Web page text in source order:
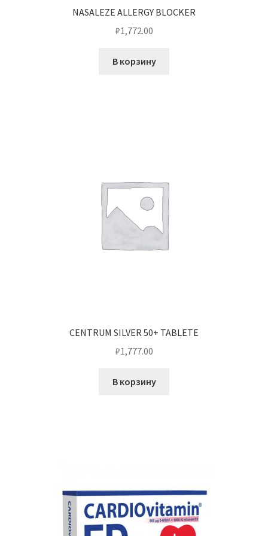
NASALEZE ALLERGY BLOCKER
₽1,772.00
В корзину
CENTRUM SILVER 50+ TABLETE
₽1,777.00
В корзину